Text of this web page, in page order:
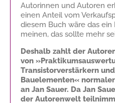
Autorinnen und Autoren
einen Anteil vom
diesem Buch wäre das ein
meinen, das sollte mehr
Deshalb zahlt der
von
Transistorverstärkern
Bauelementen«
an Jan Sauer. Da Jan
der Autorenwelt